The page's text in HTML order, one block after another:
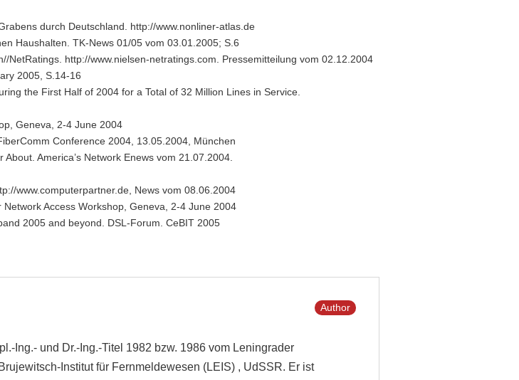
durch Deutschland. http://www.nonliner-atlas.de
Haushalten. TK-News 01/05 vom 03.01.2005; S.6
NetRatings. http://www.nielsen-netratings.com. Pressemitteilung vom 02.12.2004
2005, S.14-16
the First Half of 2004 for a Total of 32 Million Lines in Service.
Geneva, 2-4 June 2004
Conference 2004, 13.05.2004, München
America’s Network Enews vom 21.07.2004.
www.computerpartner.de, News vom 08.06.2004
Access Workshop, Geneva, 2-4 June 2004
2005 and beyond. DSL-Forum. CeBIT 2005
Ing.- und Dr.-Ing.-Titel 1982 bzw. 1986 vom Leningrader
Institut für Fernmeldewesen (LEIS) , UdSSR. Er ist
Author